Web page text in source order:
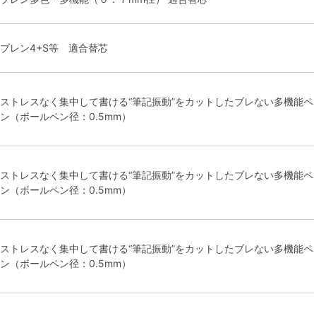
ブレン4+S等 適合替芯
ストレスなく集中して書ける“筆記振動”をカットしたブレない多機能ペ
ン（ボールペン径：0.5mm）
ストレスなく集中して書ける“筆記振動”をカットしたブレない多機能ペ
ン（ボールペン径：0.5mm）
ストレスなく集中して書ける“筆記振動”をカットしたブレない多機能ペ
ン（ボールペン径：0.5mm）